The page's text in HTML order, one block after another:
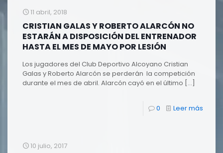
11 abril, 2018
CRISTIAN GALAS Y ROBERTO ALARCÓN NO
ESTARÁN A DISPOSICIÓN DEL ENTRENADOR
HASTA EL MES DE MAYO POR LESIÓN
Los jugadores del Club Deportivo Alcoyano Cristian
Galas y Roberto Alarcón se perderán la competición
durante el mes de abril. Alarcón cayó en el último […]
0 Leer más
10 julio, 2017